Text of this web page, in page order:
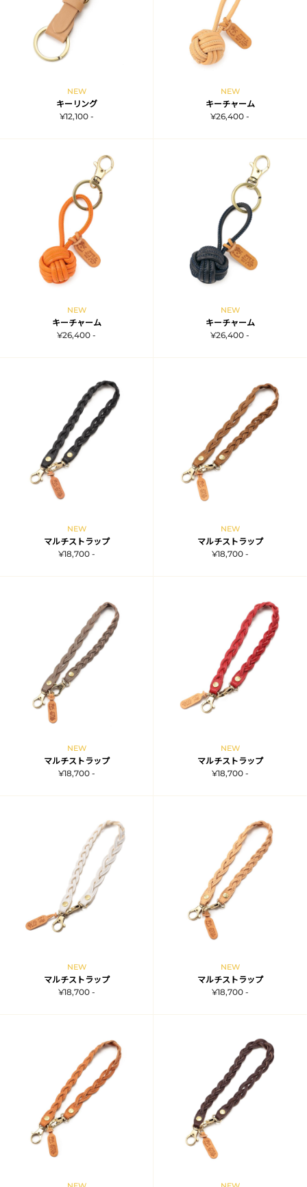
NEW
キーリング
¥12,100 -
NEW
キーチャーム
¥26,400 -
NEW
キーチャーム
¥26,400 -
NEW
キーチャーム
¥26,400 -
NEW
マルチストラップ
¥18,700 -
NEW
マルチストラップ
¥18,700 -
NEW
マルチストラップ
¥18,700 -
NEW
マルチストラップ
¥18,700 -
NEW
マルチストラップ
¥18,700 -
NEW
マルチストラップ
¥18,700 -